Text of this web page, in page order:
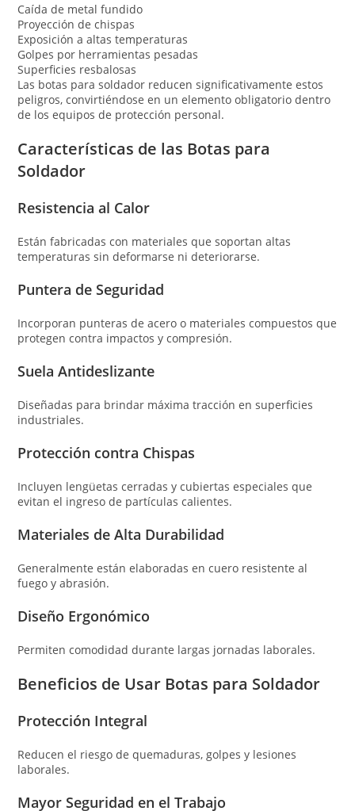
Caída de metal fundido
Proyección de chispas
Exposición a altas temperaturas
Golpes por herramientas pesadas
Superficies resbalosas
Las botas para soldador reducen significativamente estos
peligros, convirtiéndose en un elemento obligatorio dentro
de los equipos de protección personal.
Características de las Botas para
Soldador
Resistencia al Calor
Están fabricadas con materiales que soportan altas
temperaturas sin deformarse ni deteriorarse.
Puntera de Seguridad
Incorporan punteras de acero o materiales compuestos que
protegen contra impactos y compresión.
Suela Antideslizante
Diseñadas para brindar máxima tracción en superficies
industriales.
Protección contra Chispas
Incluyen lengüetas cerradas y cubiertas especiales que
evitan el ingreso de partículas calientes.
Materiales de Alta Durabilidad
Generalmente están elaboradas en cuero resistente al
fuego y abrasión.
Diseño Ergonómico
Permiten comodidad durante largas jornadas laborales.
Beneficios de Usar Botas para Soldador
Protección Integral
Reducen el riesgo de quemaduras, golpes y lesiones
laborales.
Mayor Seguridad en el Trabajo